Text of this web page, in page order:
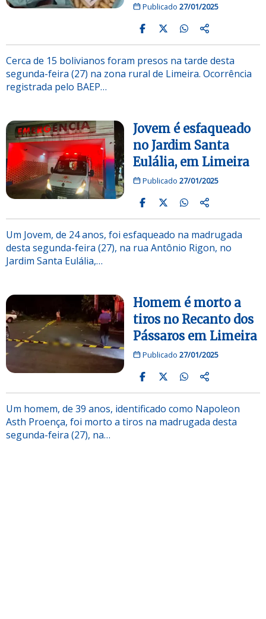
Publicado 27/01/2025
Cerca de 15 bolivianos foram presos na tarde desta
segunda-feira (27) na zona rural de Limeira. Ocorrência
registrada pelo BAEP…
Jovem é esfaqueado
no Jardim Santa
Eulália, em Limeira
Publicado 27/01/2025
Um Jovem, de 24 anos, foi esfaqueado na madrugada
desta segunda-feira (27), na rua Antônio Rigon, no
Jardim Santa Eulália,…
Homem é morto a
tiros no Recanto dos
Pássaros em Limeira
Publicado 27/01/2025
Um homem, de 39 anos, identificado como Napoleon
Asth Proença, foi morto a tiros na madrugada desta
segunda-feira (27), na…